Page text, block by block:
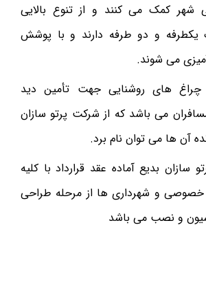
شهر کمک می کنند و از تنوع بالایی
یکطرفه و دو طرفه دارند و با پوشش
می شوند.
چراغ های روشنایی جهت تأمین دید
می باشد که از شرکت پرتو سازان
آن ها می توان نام برد.
بدیع آماده عقد قرارداد با کلیه
خصوصی و شهرداری ها از مرحله طراحی
و نصب می باشد